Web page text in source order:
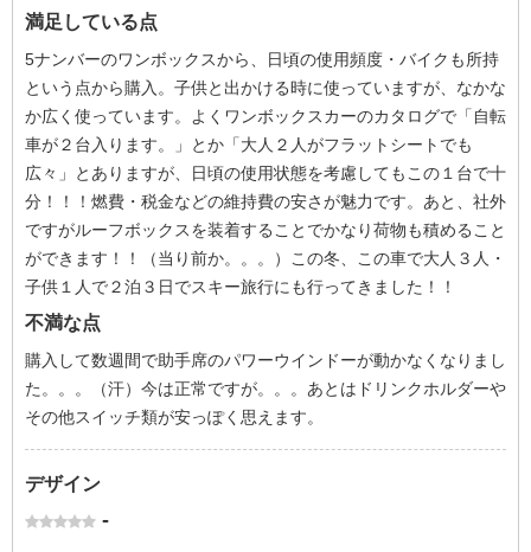
満足している点
5ナンバーのワンボックスから、日頃の使用頻度・バイクも所持
という点から購入。子供と出かける時に使っていますが、なかな
か広く使っています。よくワンボックスカーのカタログで「自転
車が２台入ります。」とか「大人２人がフラットシートでも
広々」とありますが、日頃の使用状態を考慮してもこの１台で十
分！！！燃費・税金などの維持費の安さが魅力です。あと、社外
ですがルーフボックスを装着することでかなり荷物も積めること
ができます！！（当り前か。。。）この冬、この車で大人３人・
子供１人で２泊３日でスキー旅行にも行ってきました！！
不満な点
購入して数週間で助手席のパワーウインドーが動かなくなりまし
た。。。（汗）今は正常ですが。。。あとはドリンクホルダーや
その他スイッチ類が安っぽく思えます。
デザイン
-